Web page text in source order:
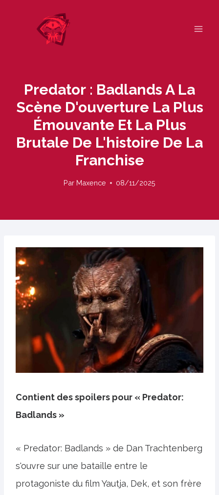
Predator : Badlands A La
Scène D'ouverture La Plus
Émouvante Et La Plus
Brutale De L'histoire De La
Franchise
Par Maxence 08/11/2025
Contient des spoilers pour « Predator:
Badlands »
« Predator: Badlands » de Dan Trachtenberg
s'ouvre sur une bataille entre le
protagoniste du film Yautja, Dek, et son frère